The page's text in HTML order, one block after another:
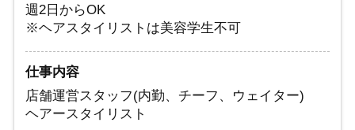
週2日からOK
※ヘアスタイリストは美容学生不可
仕事内容
店舗運営スタッフ(内勤、チーフ、ウェイター)
ヘアースタイリスト